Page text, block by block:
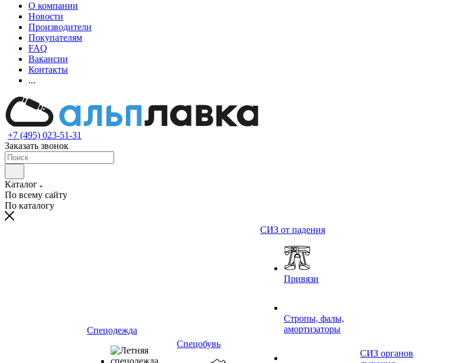
О компании
Новости
Производители
Покупателям
FAQ
Вакансии
Контакты
...
+7 (495) 023-51-31
Заказать звонок
Каталог
По всему сайту
По каталогу
Спецодежда
Спецобувь
СИЗ от падения
Привязи
Стропы, фалы,
амортизаторы
СИЗ органов